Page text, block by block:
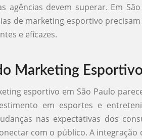
agências devem superar. Em
de marketing esportivo
e eficazes.
Marketing
esportivo em São Paulo
em esportes e
nas expectativas dos
com o público. A